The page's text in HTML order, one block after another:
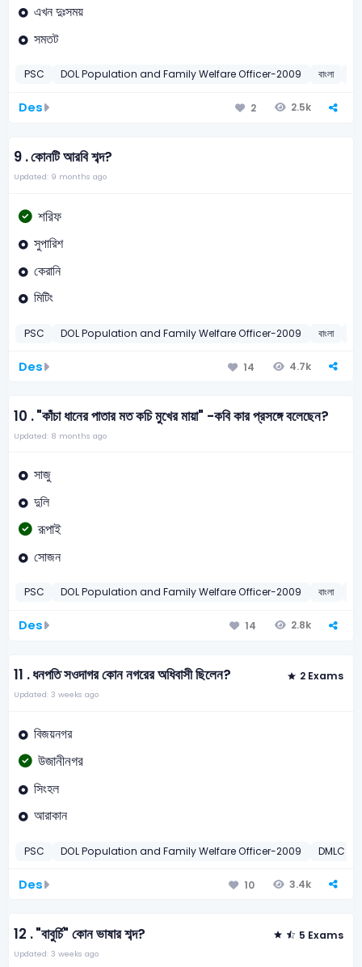
এখন দুঃসময়
সমতট
PSC DOL Population and Family Welfare Officer-2009 বাংলা
Des 2 2.5k
9 .কোনটি আরবি শব্দ?
Updated: 9 months ago
শরিফ
সুপারিশ
কেরানি
মিটিং
PSC DOL Population and Family Welfare Officer-2009 বাংলা
Des 14 4.7k
10 ."কাঁচা ধানের পাতার মত কচি মুখের মায়া" -কবি কার প্রসঙ্গে বলেছেন?
Updated: 8 months ago
সাজু
দুলি
রূপাই
সোজন
PSC DOL Population and Family Welfare Officer-2009 বাংলা
Des 14 2.8k
11 .ধনপতি সওদাগর কোন নগরের অধিবাসী ছিলেন? 2 Exams
Updated: 3 weeks ago
বিজয়নগর
উজানীনগর
সিংহল
আরাকান
PSC DOL Population and Family Welfare Officer-2009 DMLC –
Des 10 3.4k
12 ."বাবুর্চি" কোন ভাষার শব্দ? 5 Exams
Updated: 3 weeks ago